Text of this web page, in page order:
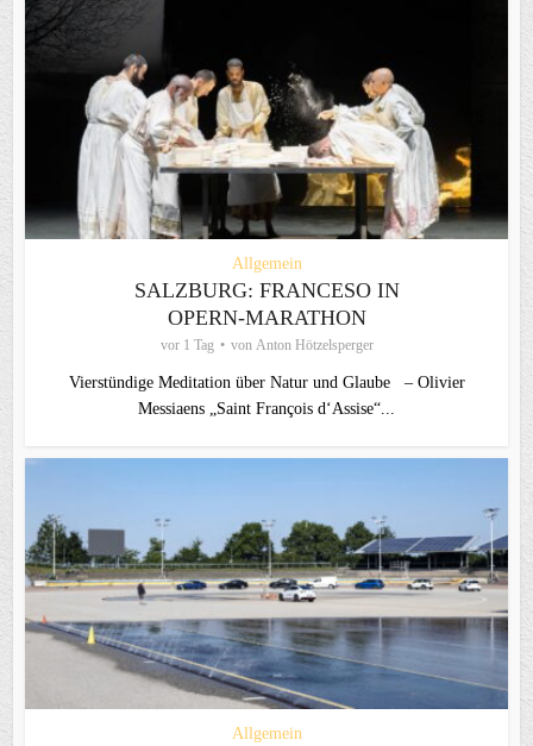
Allgemein
SALZBURG: FRANCESO IN
OPERN-MARATHON
vor 1 Tag von Anton Hötzelsperger
Vierstündige Meditation über Natur und Glaube – Olivier
Messiaens „Saint François d‘Assise“...
Allgemein